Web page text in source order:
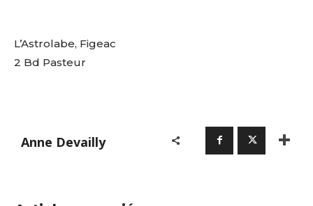
L’Astrolabe, Figeac
2 Bd Pasteur
Anne Devailly